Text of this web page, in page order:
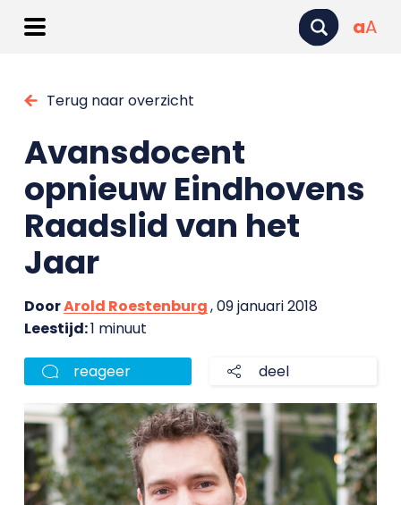
aA
Terug naar overzicht
Avansdocent
opnieuw Eindhovens
Raadslid van het
Jaar
DoorArold Roestenburg, 09 januari 2018
Leestijd:1 minuut
reageer deel